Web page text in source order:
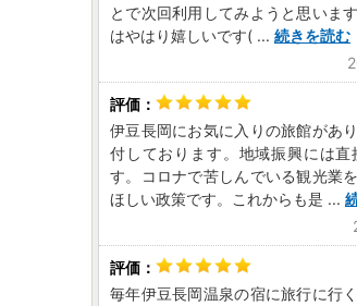
とで次回利用してみようと思いま
はやはり嬉しいです( ... 続きを読む
伊豆長岡にお気に入りの旅館があ
付しております。地域振興には
す。コロナで苦しんでいる観光業
ほしい政策です。これからも是 ...
毎年伊豆長岡温泉の宿に旅行に行